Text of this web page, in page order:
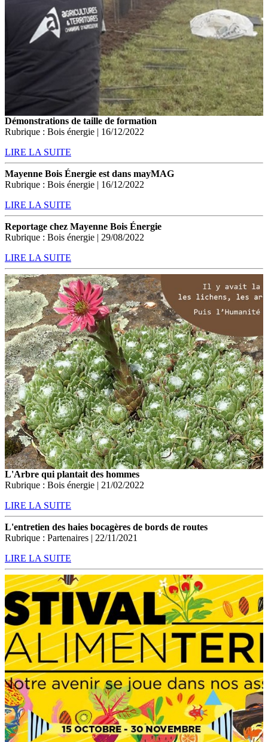
Démonstrations de taille de formation
Rubrique : Bois énergie | 16/12/2022
LIRE LA SUITE
Mayenne Bois Énergie est dans mayMAG
Rubrique : Bois énergie | 16/12/2022
LIRE LA SUITE
Reportage chez Mayenne Bois Énergie
Rubrique : Bois énergie | 29/08/2022
LIRE LA SUITE
L'Arbre qui plantait des hommes
Rubrique : Bois énergie | 21/02/2022
LIRE LA SUITE
L'entretien des haies bocagères de bords de routes
Rubrique : Partenaires | 22/11/2021
LIRE LA SUITE